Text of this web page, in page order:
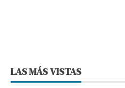
LAS MÁS VISTAS